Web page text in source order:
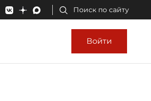
Поиск по сайту
Войти